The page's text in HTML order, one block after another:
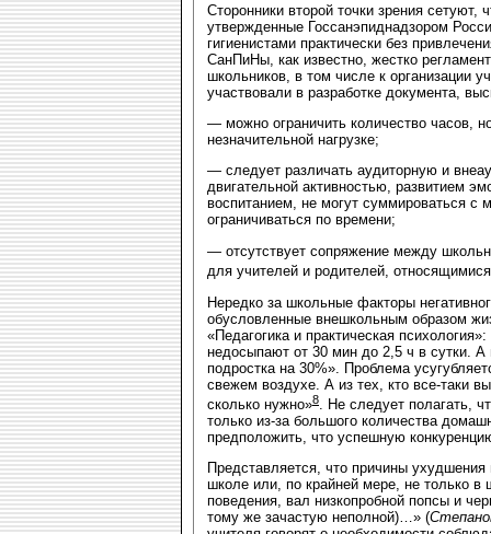
Сторонники второй точки зрения
утвержденные Госсанэпиднадзором
гигиенистами практически без
СанПиНы, как известно, жестко
школьников, в том числе к организации
участвовали в разработке документа,
— можно ограничить количество часов,
незначительной нагрузке;
— следует различать аудиторную и
двигательной активностью, развитием
воспитанием, не могут суммироваться с
ограничиваться по времени;
— отсутствует сопряжение между
для учителей и родителей,
Нередко за школьные факторы
обусловленные внешкольным образом
«Педагогика и практическая
недосыпают от 30 мин до 2,5 ч в сутки. А
подростка на 30%». Проблема
свежем воздухе. А из тех, кто все-таки
сколько нужно»8
. Не следует полагать,
только из-за большого количества
предположить, что успешную
Представляется, что причины
школе или, по крайней мере, не только
поведения, вал низкопробной попсы и
тому же зачастую неполной)…» (